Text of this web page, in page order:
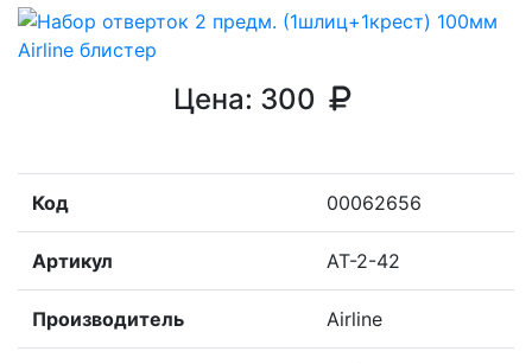
Цена: 300
Код 00062656
Артикул AT-2-42
Производитель Airline